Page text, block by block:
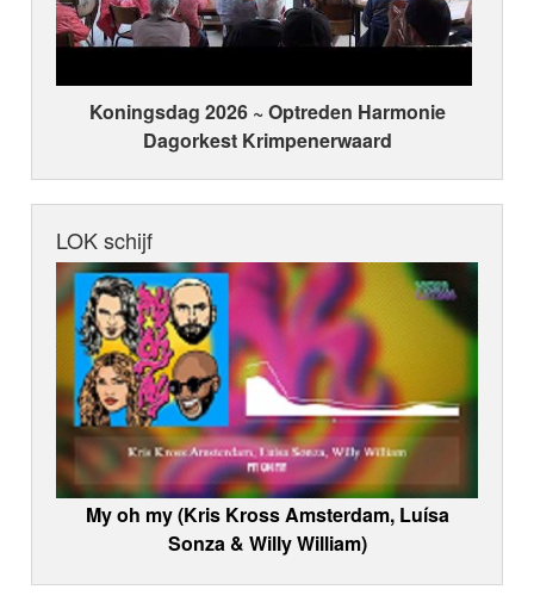
Koningsdag 2026 ~ Optreden Harmonie
Dagorkest Krimpenerwaard
LOK schijf
My oh my (Kris Kross Amsterdam, Luísa
Sonza & Willy William)